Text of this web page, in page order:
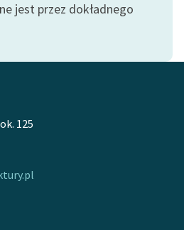
jest przez dokładnego
125